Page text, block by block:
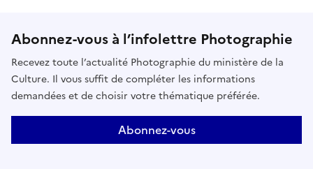
Abonnez-vous à l’infolettre Photographie
Recevez toute l’actualité Photographie du ministère de la
Culture. Il vous suffit de compléter les informations
demandées et de choisir votre thématique préférée.
Abonnez-vous